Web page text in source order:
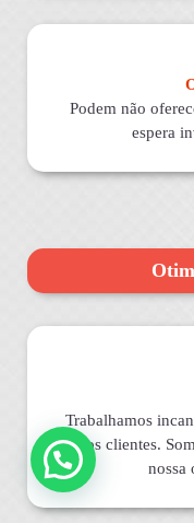
Podem não
espera
Trabalhamos
nossos clientes.
nossa